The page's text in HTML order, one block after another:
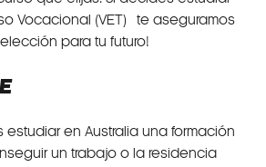
Vocacional (VET) te aseguramos
para tu futuro!
estudiar en Australia una formación
un trabajo o la residencia